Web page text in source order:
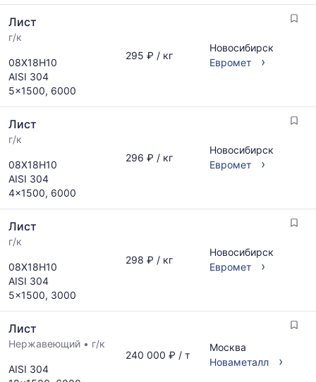
Лист
г/к
08Х18Н10
AISI 304
5x1500, 6000
295 ₽ / кг
Новосибирск
Евромет
›
Лист
г/к
08Х18Н10
AISI 304
4x1500, 6000
296 ₽ / кг
Новосибирск
Евромет
›
Лист
г/к
08Х18Н10
AISI 304
5x1500, 3000
298 ₽ / кг
Новосибирск
Евромет
›
Лист
Нержавеющий • г/к
AISI 304
240 000 ₽ / т
Москва
Новаметалл
›